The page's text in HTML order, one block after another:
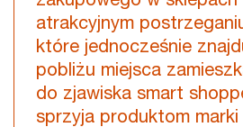
atrakcyjnym
które jednocześnie
pobliżu miejsca
do zjawiska smart
sprzyja produktom marki